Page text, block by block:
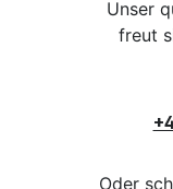
Unser
freut
Oder